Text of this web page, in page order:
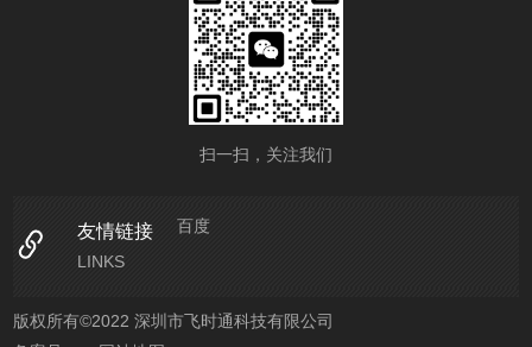
扫一扫，关注我们
友情链接
LINKS
百度
版权所有©2022 深圳市飞时通科技有限公司